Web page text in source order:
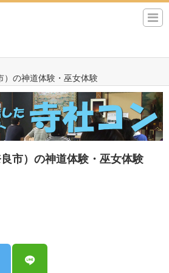
）の神道体験・巫女体験
市）の神道体験・巫女体験